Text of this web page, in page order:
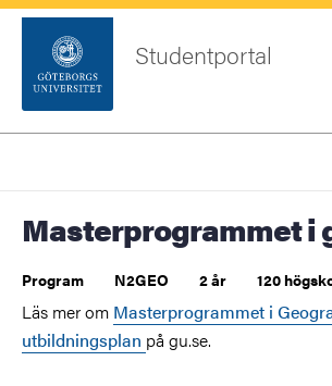
Sök
Studentportal
Masterprogrammet i
Program N2GEO 2 år 120
Läs mer om Masterprogrammet i
utbildningsplan på gu.se.